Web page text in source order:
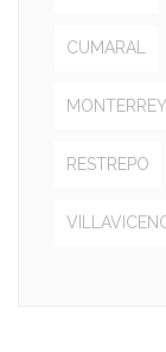
CUMARAL
MONTERREY
RESTREPO